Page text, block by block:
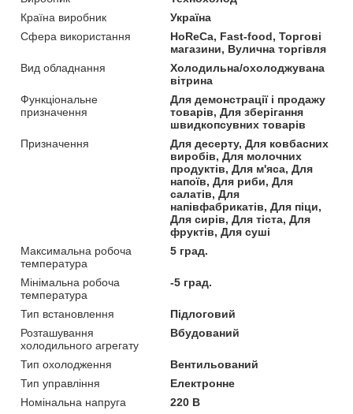
Країна виробник
Україна
Сфера використання
HoReCa, Fast-food, Торгові
магазини, Вулична торгівля
Вид обладнання
Холодильна/охолоджувана
вітрина
Функціональне
призначення
Для демонстрації і продажу
товарів, Для зберігання
швидкопсувних товарів
Призначення
Для десерту, Для ковбасних
виробів, Для молочних
продуктів, Для м'яса, Для
напоїв, Для риби, Для
салатів, Для
напівфабрикатів, Для піци,
Для сирів, Для тіста, Для
фруктів, Для суші
Максимальна робоча
температура
5 град.
Мінімальна робоча
температура
-5 град.
Тип встановлення
Підлоговий
Розташування
холодильного агрегату
Вбудований
Тип охолодження
Вентильований
Тип управління
Електронне
Номінальна напруга
220 В